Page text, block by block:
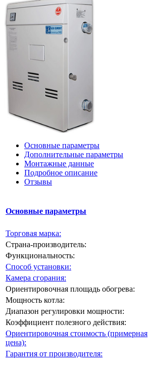
Основные параметры
Дополнительные параметры
Монтажные данные
Подробное описание
Отзывы
Основные параметры
Торговая марка:
Страна-производитель:
Функциональность:
Способ установки:
Камера сгорания:
Ориентировочная площадь обогрева:
Мощность котла:
Диапазон регулировки мощности:
Коэффициент полезного действия:
Ориентировочная стоимость (примерная
цена):
Гарантия от производителя: